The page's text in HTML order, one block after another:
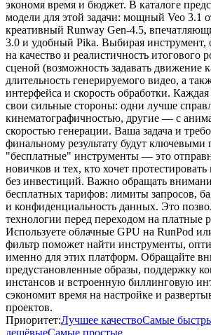
экономя время и бюджет. В каталоге
модели для этой задачи: мощный Veo 3.1
креативный Runway Gen-4.5,
3.0 и удобный Pika. Выбирая инструмент,
на качество и реалистичность итогового
сценой (возможность задавать движение
длительность генерируемого видео, а
интерфейса и скорость обработки.
свои сильные стороны: одни лучше
кинематографичностью, другие — с
скоростью генерации. Ваша задача и
финальному результату будут
"бесплатные" инструменты — это
новичков и тех, кто хочет
без инвестиций. Важно обращать
бесплатных тарифов: лимиты запросов,
и конфиденциальность данных. Это
технологии перед переходом на платные
Используете облачные GPU на RunPod
фильтр поможет найти инструменты,
именно для этих платформ. Обращайте
предустановленные образы, поддержку
инстансов и встроенную биллинговую
сэкономит время на настройке и
проектов.
Приоритет:Лучшее качествоСамые
дешёвыеСамые простые